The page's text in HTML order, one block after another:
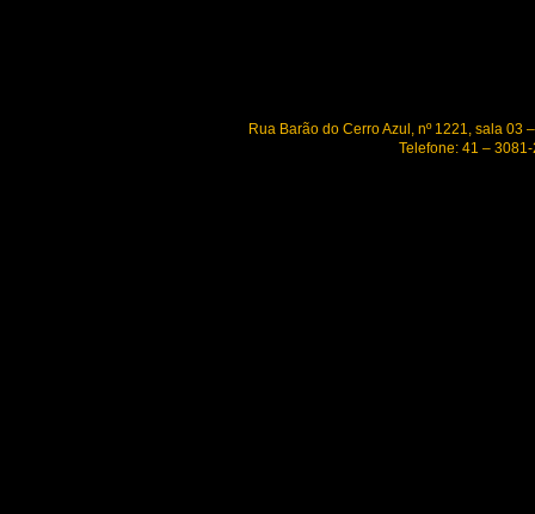
Rua Barão do Cerro Azul, nº 1221, sala 03
Telefone: 41 –